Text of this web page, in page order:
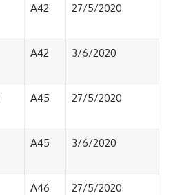
Α42 27/5/2020
Α42 3/6/2020
Α45 27/5/2020
Α45 3/6/2020
Α46 27/5/2020